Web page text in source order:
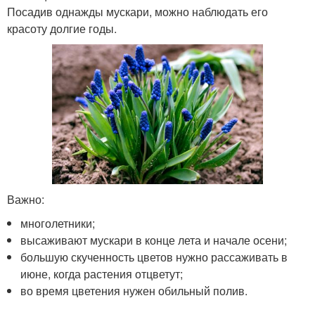
Посадив однажды мускари, можно наблюдать его
красоту долгие годы.
Важно:
многолетники;
высаживают мускари в конце лета и начале осени;
большую скученность цветов нужно рассаживать в
июне, когда растения отцветут;
во время цветения нужен обильный полив.